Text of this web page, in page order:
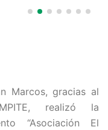
Marcos, gracias al
realizó la
“Asociación El